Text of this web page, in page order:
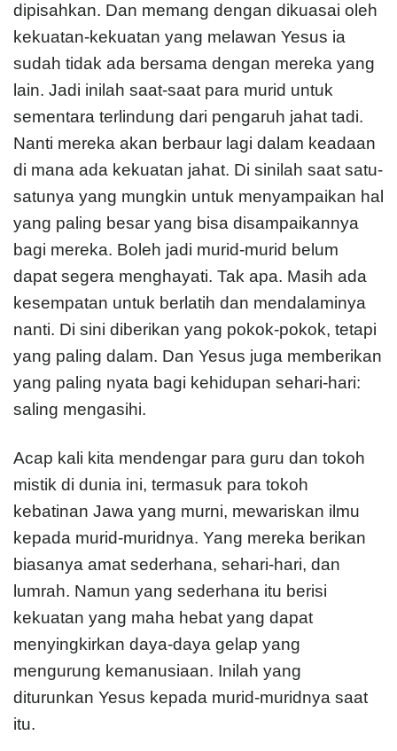
dipisahkan. Dan memang dengan dikuasai oleh
kekuatan-kekuatan yang melawan Yesus ia
sudah tidak ada bersama dengan mereka yang
lain. Jadi inilah saat-saat para murid untuk
sementara terlindung dari pengaruh jahat tadi.
Nanti mereka akan berbaur lagi dalam keadaan
di mana ada kekuatan jahat. Di sinilah saat satu-
satunya yang mungkin untuk menyampaikan hal
yang paling besar yang bisa disampaikannya
bagi mereka. Boleh jadi murid-murid belum
dapat segera menghayati. Tak apa. Masih ada
kesempatan untuk berlatih dan mendalaminya
nanti. Di sini diberikan yang pokok-pokok, tetapi
yang paling dalam. Dan Yesus juga memberikan
yang paling nyata bagi kehidupan sehari-hari:
saling mengasihi.
Acap kali kita mendengar para guru dan tokoh
mistik di dunia ini, termasuk para tokoh
kebatinan Jawa yang murni, mewariskan ilmu
kepada murid-muridnya. Yang mereka berikan
biasanya amat sederhana, sehari-hari, dan
lumrah. Namun yang sederhana itu berisi
kekuatan yang maha hebat yang dapat
menyingkirkan daya-daya gelap yang
mengurung kemanusiaan. Inilah yang
diturunkan Yesus kepada murid-muridnya saat
itu.